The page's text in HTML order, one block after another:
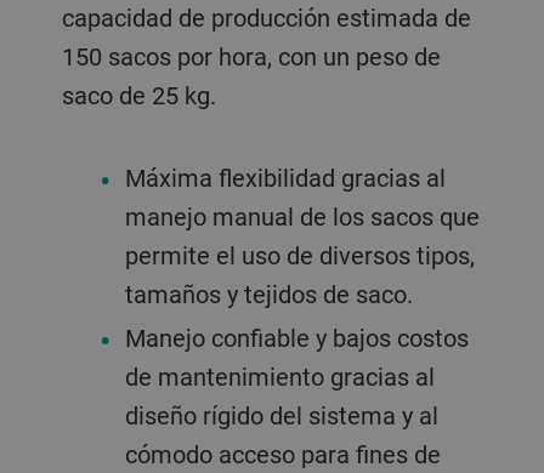
capacidad de producción estimada de
150 sacos por hora, con un peso de
saco de 25 kg.
Máxima flexibilidad gracias al
manejo manual de los sacos que
permite el uso de diversos tipos,
tamaños y tejidos de saco.
Manejo confiable y bajos costos
de mantenimiento gracias al
diseño rígido del sistema y al
cómodo acceso para fines de